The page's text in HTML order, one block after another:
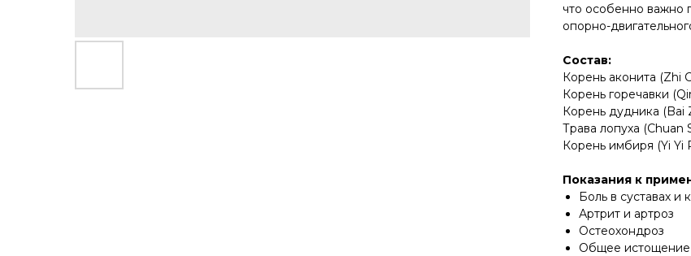
что особенно важно
опорно-
Состав:
Корень аконита (Zhi
Корень горечавки
Корень дудника (Bai
Трава лопуха (Chuan
Корень имбиря (Yi Yi
Показания к
Боль в суставах и
Артрит и артроз
Остеохондроз
Общее истощение